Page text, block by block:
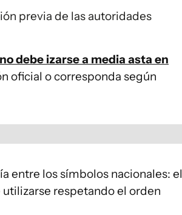
previa de las autoridades
debe izarse a media asta en
oficial o corresponda según
entre los símbolos nacionales: el
respetando el orden